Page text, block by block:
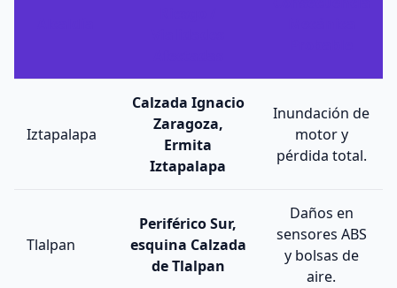
Iztapalapa
Calzada Ignacio
Zaragoza,
Ermita
Iztapalapa
Inundación de
motor y
pérdida total.
Tlalpan
Periférico Sur,
esquina Calzada
de Tlalpan
Daños en
sensores ABS
y bolsas de
aire.